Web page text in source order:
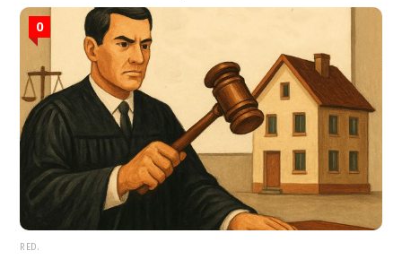
0
RED.